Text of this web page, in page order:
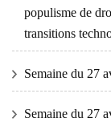
populisme de
transitions
Semaine du 27
Semaine du 27